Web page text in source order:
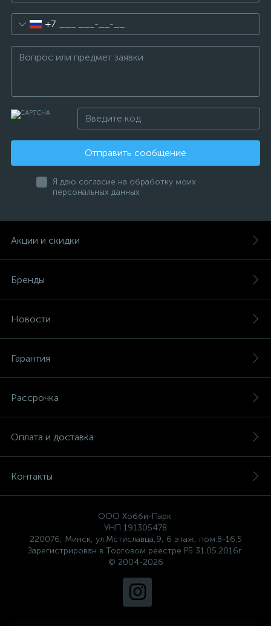
+7
Отправить сообщение
Я даю согласие на обработку моих
персональных данных
Акции и скидки
Бренды
Новости
Гарантия
Рассрочка
Оплата и доставка
Контакты
ООО Хобби-Парк
УНП 191305478
220076, Минск, ул.Мстиславца,9, 6 этаж, пом.8-16.5
Зарегистрирован в Торговом реестре РБ 31.05.2016г.
© 2004-2026